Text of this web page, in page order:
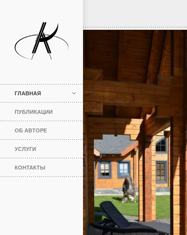
ГЛАВНАЯ
ПУБЛИКАЦИИ
ОБ АВТОРЕ
УСЛУГИ
КОНТАКТЫ